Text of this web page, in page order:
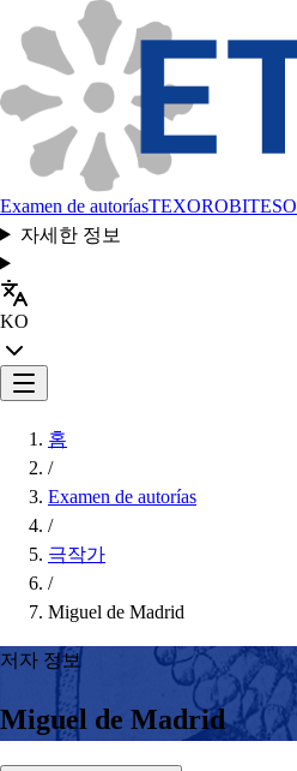
Examen de autoríasTEXOROBITESO
자세한 정보
KO
홈
/
Examen de autorías
/
극작가
/
Miguel de Madrid
저자 정보
Miguel de Madrid